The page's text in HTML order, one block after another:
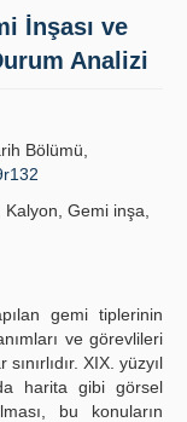
İnşası ve
Analizi
Bölümü,
Gemi inşa,
gemi tiplerinin
ve görevlileri
XIX. yüzyıl
harita gibi görsel
bu konuların